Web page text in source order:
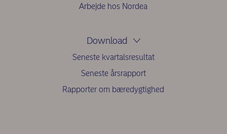
Arbejde hos Nordea
Download
Seneste kvartalsresultat
Seneste årsrapport
Rapporter om bæredygtighed